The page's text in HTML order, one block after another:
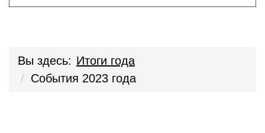
Вы здесь: Итоги года
События 2023 года